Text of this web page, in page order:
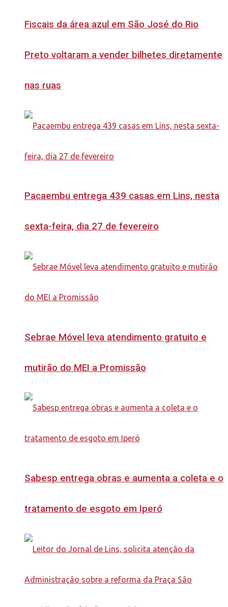
Fiscais da área azul em São José do Rio
Preto voltaram a vender bilhetes diretamente
nas ruas
Pacaembu entrega 439 casas em Lins, nesta
sexta-feira, dia 27 de fevereiro
Sebrae Móvel leva atendimento gratuito e
mutirão do MEI a Promissão
Sabesp entrega obras e aumenta a coleta e o
tratamento de esgoto em Iperó